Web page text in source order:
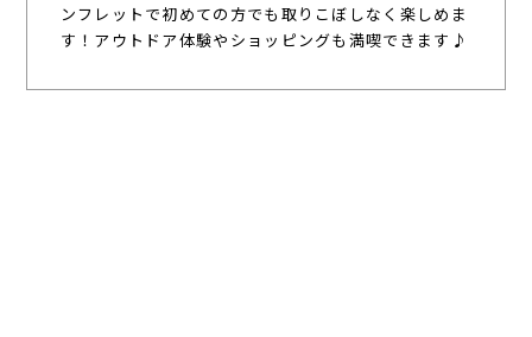
ンフレットで初めての方でも取りこぼしなく楽しめま
す！アウトドア体験やショッピングも満喫できます♪